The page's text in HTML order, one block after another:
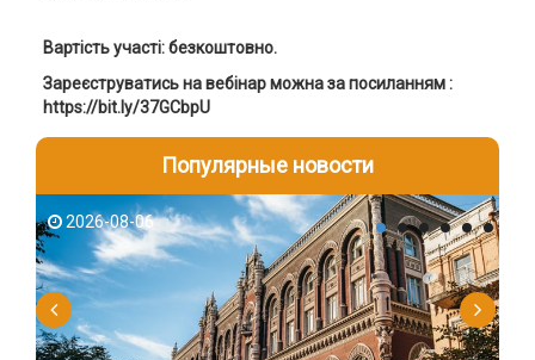
Вартість участі: безкоштовно.
Зареєструватись на вебінар можна за посиланням :
https://bit.ly/37GCbpU
Популярные новости
2026-08-06